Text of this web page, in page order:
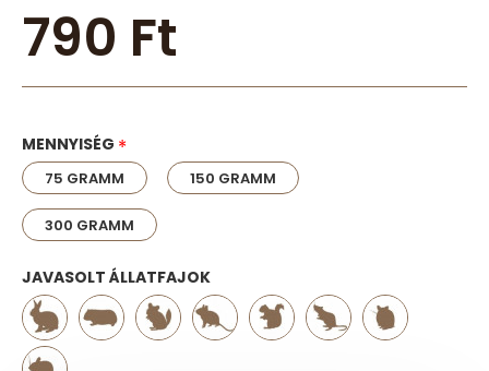
790 Ft
MENNYISÉG
75 GRAMM 150 GRAMM
300 GRAMM
JAVASOLT ÁLLATFAJOK